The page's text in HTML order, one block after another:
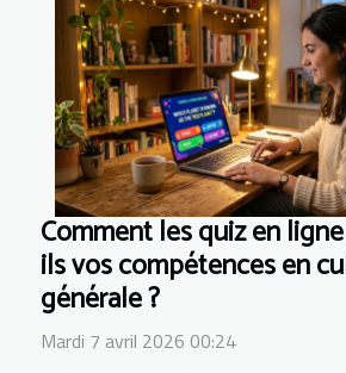
Comment les quiz en
ils vos compétences en
générale ?
Mardi 7 avril 2026 00:24